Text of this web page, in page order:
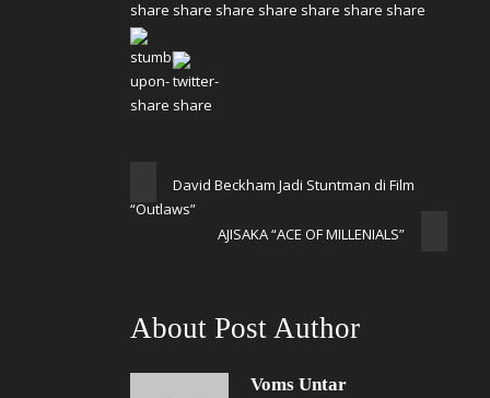
David Beckham Jadi Stuntman di Film
“Outlaws”
AJISAKA “ACE OF MILLENIALS”
About Post Author
Voms Untar